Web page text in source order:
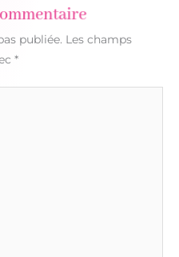
publiée. Les champs
*